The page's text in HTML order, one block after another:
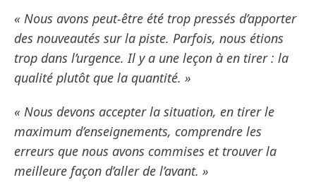
« Nous avons peut-être été trop pressés d’apporter
des nouveautés sur la piste. Parfois, nous étions
trop dans l’urgence. Il y a une leçon à en tirer : la
qualité plutôt que la quantité. »
« Nous devons accepter la situation, en tirer le
maximum d’enseignements, comprendre les
erreurs que nous avons commises et trouver la
meilleure façon d’aller de l’avant. »